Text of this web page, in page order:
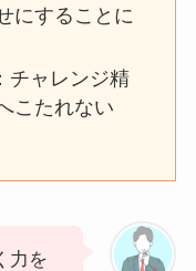
にすることに
レンジ精
こたれない
力を